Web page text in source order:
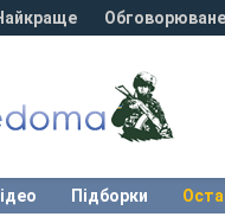
Обговорюване
Підборки